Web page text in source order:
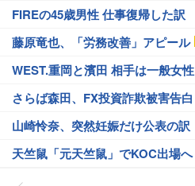
FIREの45歳男性 仕事復帰した訳
藤原竜也、「労務改善」アピール
WEST.重岡と濱田 相手は一般女性
さらば森田、FX投資詐欺被害告白
山崎怜奈、突然妊娠だけ公表の訳
天竺鼠「元天竺鼠」でKOC出場へ